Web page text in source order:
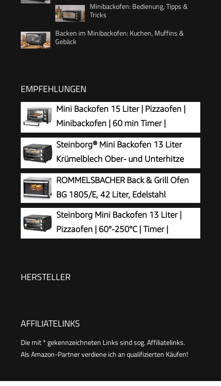
Minibackofen: Bedienung, Tipps &
Tricks
Backen im Minibackofen: Kuchen, Muffins &
Gebäck
EMPFEHLUNGEN
Mini Backofen 15 Liter | Pizzaofen |
Minibackofen | 60 min Timer |
100°-230°C | 1200 Watt | Backofen |
Krümelblech | Mini Oven | Camping Ofen |
Kleiner Backofen | Energiesparend
Steinborg® Mini Backofen 13 Liter
Krümelblech Ober- und Unterhitze
1.200 Watt Miniofen mit Timer kleiner
Backofen für Camping oder Haushalt
freistehend stufenlose Temperaturregelung bis
230°C
ROMMELSBACHER Back & Grill Ofen
BG 1805/E, 42 Liter, Edelstahl
Steinborg Mini Backofen 13 Liter |
Pizzaofen | 60°-250°C | Timer |
Watt
HERSTELLER
AFFILIATELINKS
Die mit * gekennzeichneten Links sind sog. Affiliatelinks.
Als Amazon-Partner verdiene ich an qualifizierten Käufen!